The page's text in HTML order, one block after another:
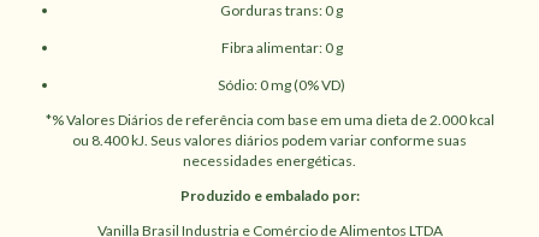
Gorduras trans: 0 g
Fibra alimentar: 0 g
Sódio: 0 mg (0% VD)
*% Valores Diários de referência com base em uma dieta de 2.000 kcal
ou 8.400 kJ. Seus valores diários podem variar conforme suas
necessidades energéticas.
Produzido e embalado por:
Vanilla Brasil Industria e Comércio de Alimentos LTDA